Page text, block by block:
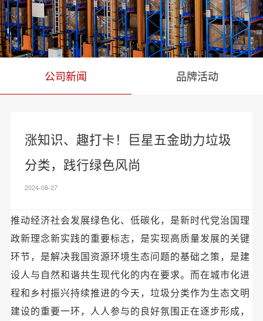
公司新闻 品牌活动
涨知识、趣打卡！巨星五金助力垃圾
分类，践行绿色风尚
2024-08-27
推动经济社会发展绿色化、低碳化，是新时代党治国理
政新理念新实践的重要标志，是实现高质量发展的关键
环节，是解决我国资源环境生态问题的基础之策，是建
设人与自然和谐共生现代化的内在要求。而在城市化进
程和乡村振兴持续推进的今天，垃圾分类作为生态文明
建设的重要一环，人人参与的良好氛围正在逐步形成，